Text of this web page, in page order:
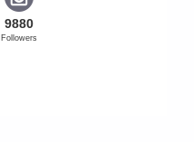
9880
Followers